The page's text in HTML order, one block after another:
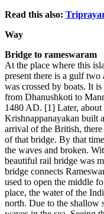
Read this also:
Way
Bridge to rameswaram
At the place where this
present there is a gulf
was crossed by boats. It
from Dhanushkoti to
1480 AD. [1] Later, about
Krishnappanayakan built
arrival of the British,
of that bridge. By that
the waves and broken.
beautiful rail bridge was
bridge connects
used to open the middle
place, the water of the
north. Due to the shallow